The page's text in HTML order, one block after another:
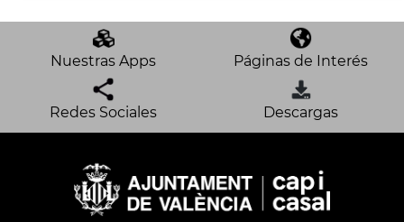
Nuestras Apps Páginas de Interés
Redes Sociales Descargas